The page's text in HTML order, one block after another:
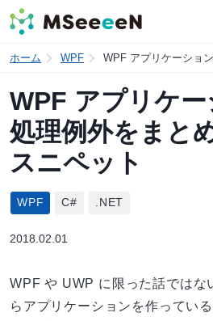
ホーム WPF WPF アプリケーショ
WPF アプリケ
処理例外をまと
スニペット
WPF C# .NET
2018.02.01
WPF や UWP に限った話ではな
らアプリケーションを作ってい